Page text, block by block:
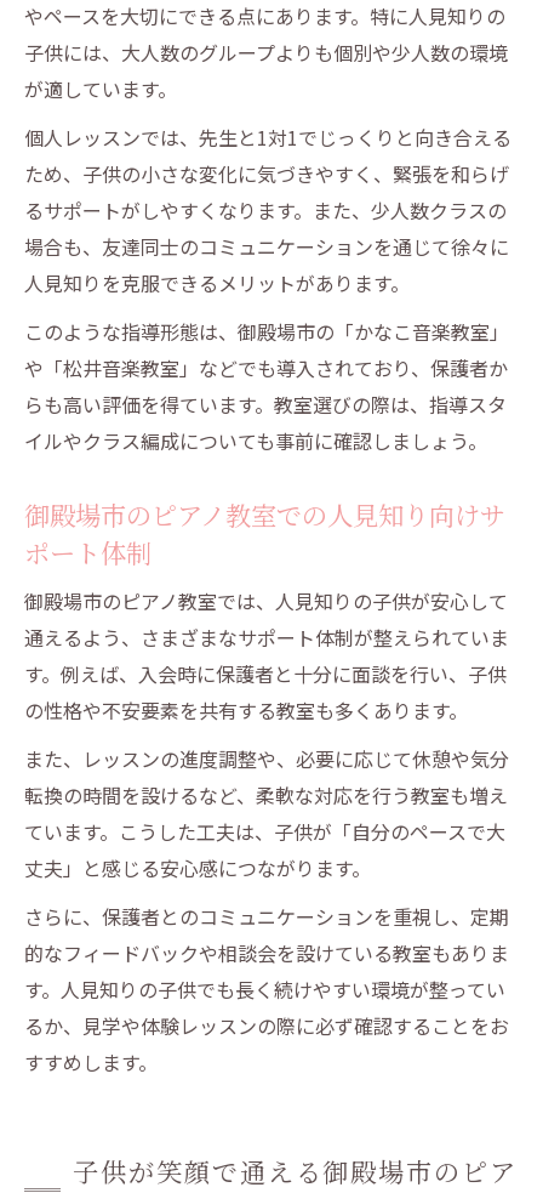
やペースを大切にできる点にあります。特に人見知りの
子供には、大人数のグループよりも個別や少人数の環境
が適しています。
個人レッスンでは、先生と1対1でじっくりと向き合える
ため、子供の小さな変化に気づきやすく、緊張を和らげ
るサポートがしやすくなります。また、少人数クラスの
場合も、友達同士のコミュニケーションを通じて徐々に
人見知りを克服できるメリットがあります。
このような指導形態は、御殿場市の「かなこ音楽教室」
や「松井音楽教室」などでも導入されており、保護者か
らも高い評価を得ています。教室選びの際は、指導スタ
イルやクラス編成についても事前に確認しましょう。
御殿場市のピアノ教室での人見知り向けサ
ポート体制
御殿場市のピアノ教室では、人見知りの子供が安心して
通えるよう、さまざまなサポート体制が整えられていま
す。例えば、入会時に保護者と十分に面談を行い、子供
の性格や不安要素を共有する教室も多くあります。
また、レッスンの進度調整や、必要に応じて休憩や気分
転換の時間を設けるなど、柔軟な対応を行う教室も増え
ています。こうした工夫は、子供が「自分のペースで大
丈夫」と感じる安心感につながります。
さらに、保護者とのコミュニケーションを重視し、定期
的なフィードバックや相談会を設けている教室もありま
す。人見知りの子供でも長く続けやすい環境が整ってい
るか、見学や体験レッスンの際に必ず確認することをお
すすめします。
子供が笑顔で通える御殿場市のピア